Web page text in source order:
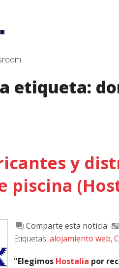
etiqueta:
y
piscina
Comparte esta noticia
Etiquetas: alojamiento web,
"Elegimos Hostalia por